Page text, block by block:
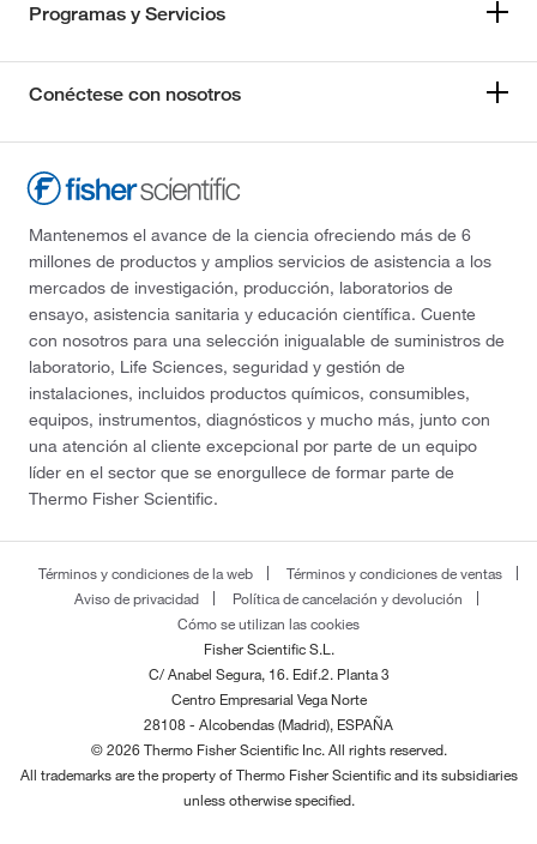
Programas y Servicios
Conéctese con nosotros
Mantenemos el avance de la ciencia ofreciendo más de 6
millones de productos y amplios servicios de asistencia a los
mercados de investigación, producción, laboratorios de
ensayo, asistencia sanitaria y educación científica. Cuente
con nosotros para una selección inigualable de suministros de
laboratorio, Life Sciences, seguridad y gestión de
instalaciones, incluidos productos químicos, consumibles,
equipos, instrumentos, diagnósticos y mucho más, junto con
una atención al cliente excepcional por parte de un equipo
líder en el sector que se enorgullece de formar parte de
Thermo Fisher Scientific.
Términos y condiciones de la web
Términos y condiciones de ventas
Aviso de privacidad
Política de cancelación y devolución
Cómo se utilizan las cookies
Fisher Scientific S.L.
C/ Anabel Segura, 16. Edif.2. Planta 3
Centro Empresarial Vega Norte
28108 - Alcobendas (Madrid), ESPAÑA
© 2026 Thermo Fisher Scientific Inc. All rights reserved.
All trademarks are the property of Thermo Fisher Scientific and its subsidiaries
unless otherwise specified.